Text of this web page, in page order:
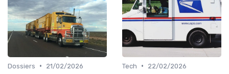
Dossiers •
21/02/2026
Tech •
22/02/2026